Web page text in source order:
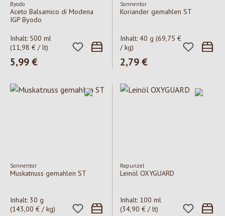
Byodo
Aceto Balsamico di Modena
IGP Byodo
Inhalt: 500 ml
(11,98 € / lt)
Regulärer Preis:
5,99 €
Sonnentor
Koriander gemahlen ST
Inhalt: 40 g (69,75 €
/ kg)
Regulärer Preis:
2,79 €
Sonnentor
Muskatnuss gemahlen ST
Inhalt: 30 g
(143,00 € / kg)
Rapunzel
Leinöl OXYGUARD
Inhalt: 100 ml
(34,90 € / lt)